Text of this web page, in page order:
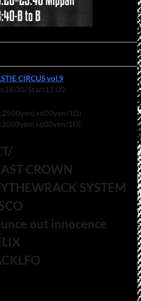
CIRCUS vol.9
Start17:00
1D)
1D)
CROWN
SYSTEM
out innocence